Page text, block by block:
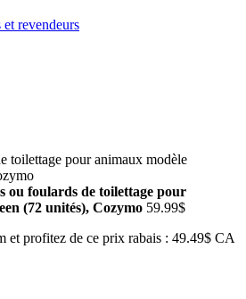
et revendeurs
ou foulards de toilettage pour
(72 unités), Cozymo 59.99$
et profitez de ce prix rabais : 49.49$ CA